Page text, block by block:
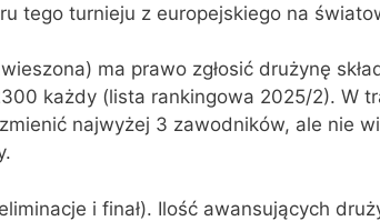
tego turnieju z europejskiego na
ma prawo zgłosić drużynę
każdy (lista rankingowa 2025/2). W
najwyżej 3 zawodników, ale nie
i finał). Ilość awansujących